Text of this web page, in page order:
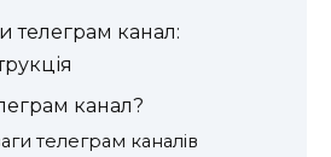
телеграм канал:
канал?
телеграм каналів